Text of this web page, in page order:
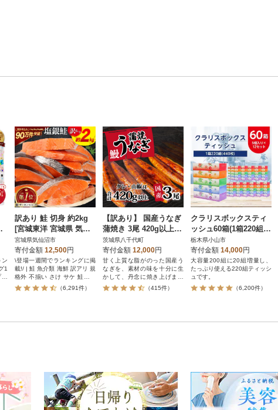
ン
1
訳あり 鮭 切身 約2kg
[宮城東洋 宮城県 気仙
沼市 20564991] サーモ
ン
宮城県気仙沼市
寄付金額 12,500円
\登場一週間でランキングに掲
載!/ | 鮭 魚介類 海鮮 訳アリ 規
格外 不揃い さけ サケ 鮭切身
シャケ 切り身 冷凍 家庭用 お
（6,291件）
【訳あり】 国産うなぎ
蒲焼き 3尾 420g以上
大きさ不揃い タレ・山
椒付き
茨城県八千代町
寄付金額 12,000円
甘く上質な脂がのった国産う
なぎを、素材の味を十分に生
かして、丹念に焼き上げまし
た。タレにもこだわり、八千
ただけます。
（415件）
クラリスボックスティ
ッシュ60箱(1箱220組(4
40枚))(5個入り×12セッ
ト)
栃木県小山市
寄付金額 14,000円
大容量200組に20組増量し、
たっぷり使える220組ティッシ
ュです。
（6,200件）